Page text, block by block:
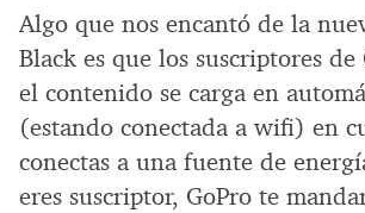
Algo que nos encantó de la
Black es que los suscriptores de
el contenido se carga en
(estando conectada a wifi) en
conectas a una fuente de
eres suscriptor, GoPro te